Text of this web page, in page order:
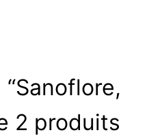
Sanoflore,
2 produits